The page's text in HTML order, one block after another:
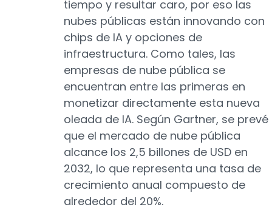
tiempo y resultar caro, por eso las
nubes públicas están innovando con
chips de IA y opciones de
infraestructura. Como tales, las
empresas de nube pública se
encuentran entre las primeras en
monetizar directamente esta nueva
oleada de IA. Según Gartner, se prevé
que el mercado de nube pública
alcance los 2,5 billones de USD en
2032, lo que representa una tasa de
crecimiento anual compuesto de
alrededor del 20%.